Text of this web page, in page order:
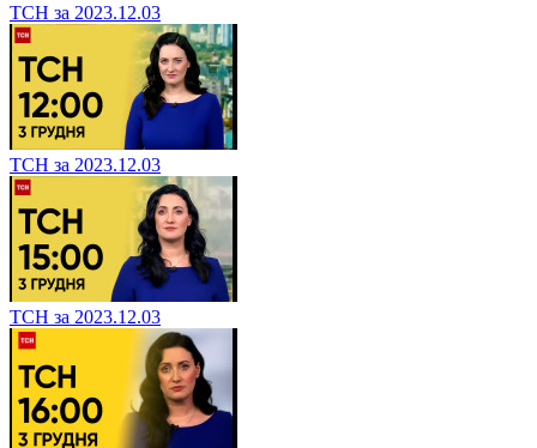
ТСН за 2023.12.03
ТСН за 2023.12.03
ТСН за 2023.12.03